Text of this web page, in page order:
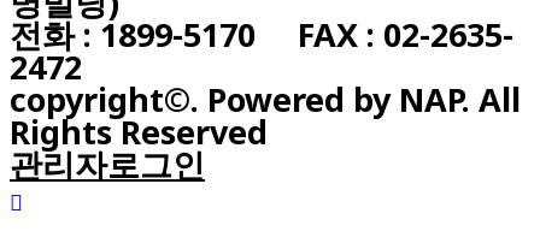
전화 : 1899-5170 FAX : 02-2635-
2472
copyright©. Powered by NAP. All
Rights Reserved
관리자로그인